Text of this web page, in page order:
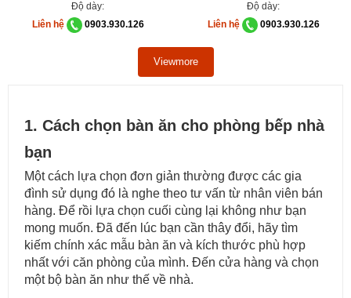
Độ dày:
Liên hệ
0903.930.126
Độ dày:
Liên hệ
0903.930.126
Viewmore
1. Cách chọn bàn ăn cho phòng bếp nhà
bạn
Một cách lựa chọn đơn giản thường được các gia
đình sử dụng đó là nghe theo tư vấn từ nhân viên bán
hàng. Để rồi lựa chọn cuối cùng lại không như bạn
mong muốn. Đã đến lúc bạn cần thây đổi, hãy tìm
kiếm chính xác mẫu bàn ăn và kích thước phù hợp
nhất với căn phòng của mình. Đến cửa hàng và chọn
một bộ bàn ăn như thế về nhà.